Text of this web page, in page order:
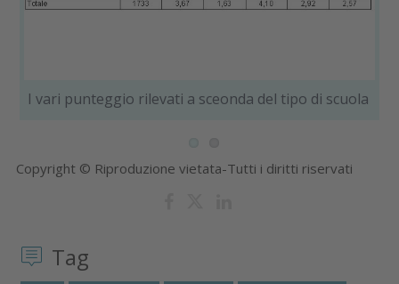
I vari punteggio rilevati a sceonda del tipo di scuola
Copyright © Riproduzione vietata-Tutti i diritti riservati
Tag